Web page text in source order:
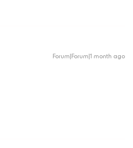
Forum|Forum|1 month ago